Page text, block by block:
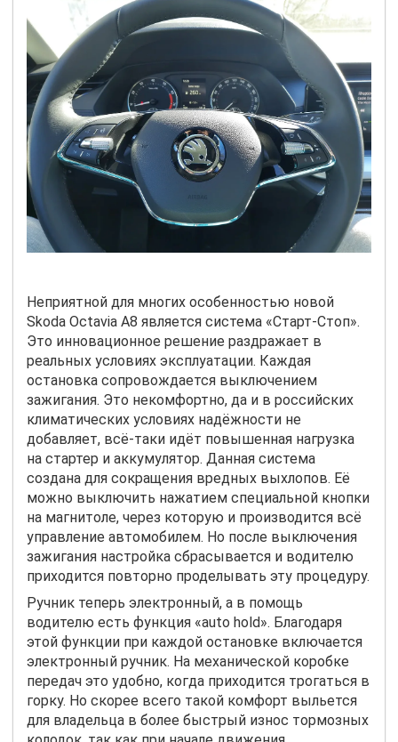
Неприятной для многих особенностью новой
Skoda Octavia A8 является система «Старт-Стоп».
Это инновационное решение раздражает в
реальных условиях эксплуатации. Каждая
остановка сопровождается выключением
зажигания. Это некомфортно, да и в российских
климатических условиях надёжности не
добавляет, всё-таки идёт повышенная нагрузка
на стартер и аккумулятор. Данная система
создана для сокращения вредных выхлопов. Её
можно выключить нажатием специальной кнопки
на магнитоле, через которую и производится всё
управление автомобилем. Но после выключения
зажигания настройка сбрасывается и водителю
приходится повторно проделывать эту процедуру.
Ручник теперь электронный, а в помощь
водителю есть функция «auto hold». Благодаря
этой функции при каждой остановке включается
электронный ручник. На механической коробке
передач это удобно, когда приходится трогаться в
горку. Но скорее всего такой комфорт выльется
для владельца в более быстрый износ тормозных